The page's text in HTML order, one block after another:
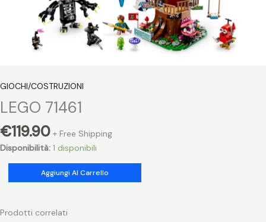
GIOCHI/COSTRUZIONI
LEGO 71461
€119.90 + Free Shipping
Disponibilità: 1 disponibili
71461
Aggiungi Al Carrello
Prodotti correlati